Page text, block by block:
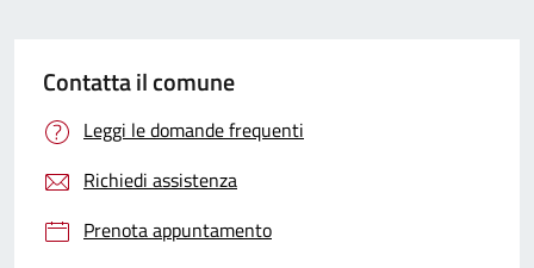
Contatta il comune
Leggi le domande frequenti
Richiedi assistenza
Prenota appuntamento